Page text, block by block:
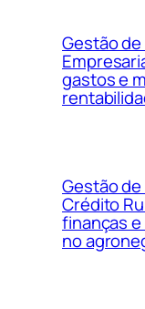
Gestão
gastos e
Gestão
Crédito
finanças
no